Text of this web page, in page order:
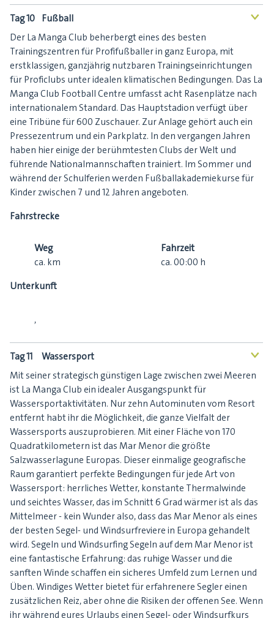
Tag 10 Fußball <
Der La Manga Club beherbergt eines des besten
Trainingszentren für Profifußballer in ganz Europa, mit
erstklassigen, ganzjährig nutzbaren Trainingseinrichtungen
für Proficlubs unter idealen klimatischen Bedingungen. Das La
Manga Club Football Centre umfasst acht Rasenplätze nach
internationalem Standard. Das Hauptstadion verfügt über
eine Tribüne für 600 Zuschauer. Zur Anlage gehört auch ein
Pressezentrum und ein Parkplatz. In den vergangen Jahren
haben hier einige der berühmtesten Clubs der Welt und
führende Nationalmannschaften trainiert. Im Sommer und
während der Schulferien werden Fußballakademiekurse für
Kinder zwischen 7 und 12 Jahren angeboten.
Fahrstrecke
Weg
ca. km
Fahrzeit
ca. 00:00 h
Unterkunft
,
Tag 11 Wassersport <
Mit seiner strategisch günstigen Lage zwischen zwei Meeren
ist La Manga Club ein idealer Ausgangspunkt für
Wassersportaktivitäten. Nur zehn Autominuten vom Resort
entfernt habt ihr die Möglichkeit, die ganze Vielfalt der
Wassersports auszuprobieren. Mit einer Fläche von 170
Quadratkilometern ist das Mar Menor die größte
Salzwasserlagune Europas. Dieser einmalige geografische
Raum garantiert perfekte Bedingungen für jede Art von
Wassersport: herrliches Wetter, konstante Thermalwinde
und seichtes Wasser, das im Schnitt 6 Grad wärmer ist als das
Mittelmeer - kein Wunder also, dass das Mar Menor als eines
der besten Segel- und Windsurfreviere in Europa gehandelt
wird. Segeln und Windsurfing Segeln auf dem Mar Menor ist
eine fantastische Erfahrung: das ruhige Wasser und die
sanften Winde schaffen ein sicheres Umfeld zum Lernen und
Üben. Windiges Wetter bietet für erfahrenere Segler einen
zusätzlichen Reiz, aber ohne die Risiken der offenen See. Wenn
ihr während eures Urlaubs einen Segel- oder Windsurfkurs